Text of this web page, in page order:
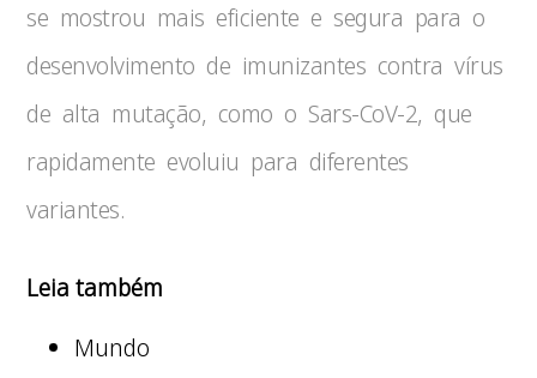
se mostrou mais eficiente e segura para o
desenvolvimento de imunizantes contra vírus
de alta mutação, como o Sars-CoV-2, que
rapidamente evoluiu para diferentes
variantes.
Leia também
Mundo